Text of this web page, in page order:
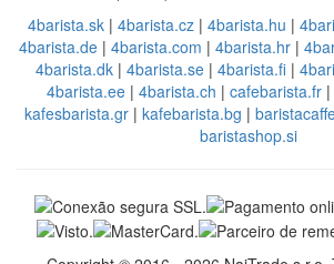
4barista.sk| 4barista.cz| 4barista.hu |
4barista.de | 4barista.com | 4barista.hr |
4barista.dk| 4barista.se| 4barista.fi|
4barista.ee| 4barista.ch | cafebarista.fr|
kafesbarista.gr| kafebarista.bg |
baristashop.si